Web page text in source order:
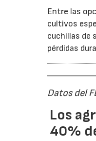
Entre las
cultivos
cuchillas de
pérdidas
Datos del
Los
40%